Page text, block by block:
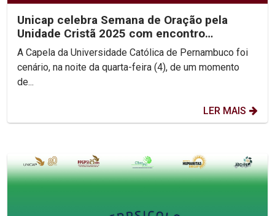
Unicap celebra Semana de Oração pela
Unidade Cristã 2025 com encontro
ecumênico e roda de diálogo...
A Capela da Universidade Católica de Pernambuco foi
cenário, na noite da quarta-feira (4), de um momento
de...
LER MAIS